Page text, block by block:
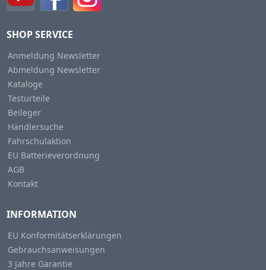
SHOP SERVICE
Anmeldung Newsletter
Abmeldung Newsletter
Kataloge
Testurteile
Beileger
Händlersuche
Fahrschulaktion
EU Batterieverordnung
AGB
Kontakt
INFORMATION
EU Konformitätserklärungen
Gebrauchsanweisungen
3 Jahre Garantie